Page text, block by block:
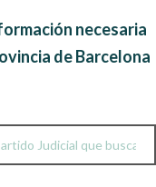
necesaria
de Barcelona